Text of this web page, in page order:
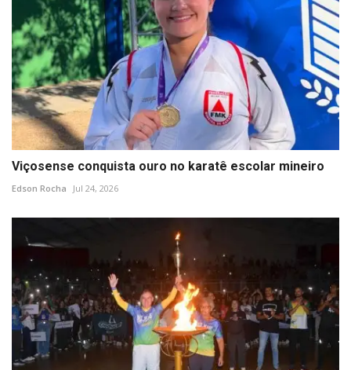
Viçosense conquista ouro no karatê escolar mineiro
Edson Rocha Jul 24, 2026